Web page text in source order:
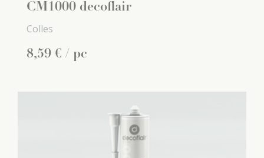
CM1000 decoflair
Colles
8,59 € / pc